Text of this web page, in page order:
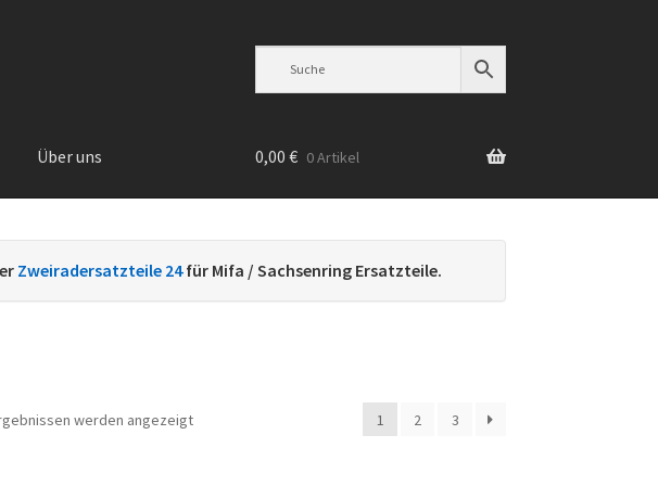
Über uns 0,00 € 0 Artikel
Zweiradersatzteile 24für Mifa / Sachsenring Ersatzteile.
werden angezeigtNach
1 2 3